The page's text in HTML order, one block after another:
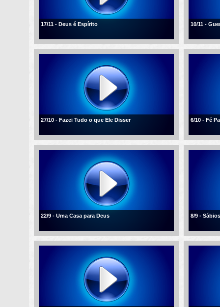
17/11 - Deus é Espírito 10/11 -
27/10 - Fazei Tudo o que Ele Disser 6/10 - Fé
22/9 - Uma Casa para Deus 8/9 -